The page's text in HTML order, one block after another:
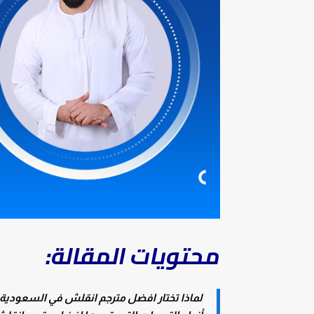
محتويات المقالة:
لماذا تختار افضل مترجم انقلش في